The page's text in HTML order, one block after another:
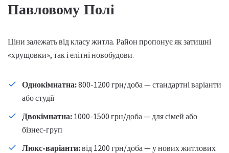
Павловому Полі
Ціни залежать від класу житла. Район пропонує як затишні
«хрущовки», так і елітні новобудови.
Однокімнатна:800-1200 грн/доба — стандартні варіанти
або студії
Двокімнатна: 1000-1500 грн/доба — для сімей або
бізнес-груп
Люкс-варіанти:від 1200 грн/доба — у нових житлових